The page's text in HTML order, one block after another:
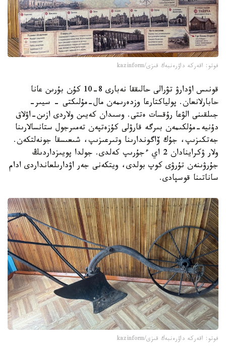
فوتو: اقەركە داۋرەنبەك قىزى/kazinform
قونىس اۋدارۋ تۋرالى حالىققا نەبارى 8-10 كۇن بۇرىن عانا
حابارلانعان. پولياكتارعا وزدەرىمەن مال-مۇلىكتى - سيىر-
جىلقىنى الۋعا رۇقسات ەتتى. وسىدان كەيىن ولاردى ازىن-اۋلاق
دۇنيە-مۇلكىمەن بىرگە قارۋلى كۇزەتپەن تەمىرجول ستانسالارىنا
جەتكىزىپ، جۇك ۆاگوندارىنا وتىرعىزىپ، شىعىسقا جونەلتكەن.
ولار ۋكراينادان 2 اي ءجۇرىپ كەلدى. جولدا پويىزداردىڭ
جۇرۋىنەن تۇرۋى كوپ بولدى، ويتكەنى جەر اۋدارىلعانداردى ادام
ساناتىنا قوسپادى.
فوتو: اقەركە داۋرەنبەك قىزى/kazinform